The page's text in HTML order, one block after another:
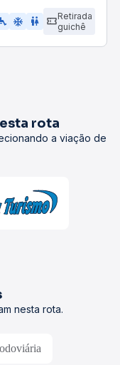
ac_unit wc
Retirada
guichê
rota
a viação de
nesta rota.